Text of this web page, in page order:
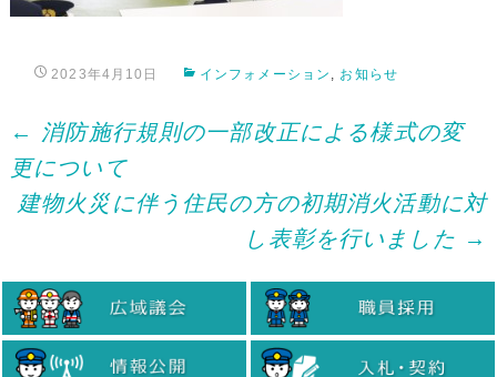
2023年4月10日 インフォメーション お知らせ
Post
navigation
←
消防施行規則の一部改正による様式の変
更について
建物火災に伴う住民の方の初期消火活動に対
し表彰を行いました →